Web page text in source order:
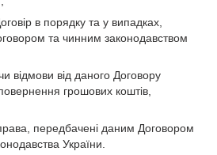
в порядку та у випадках,
та чинним законодавством
відмови від даного Договору
грошових коштів,
передбачені даним Договором
України.